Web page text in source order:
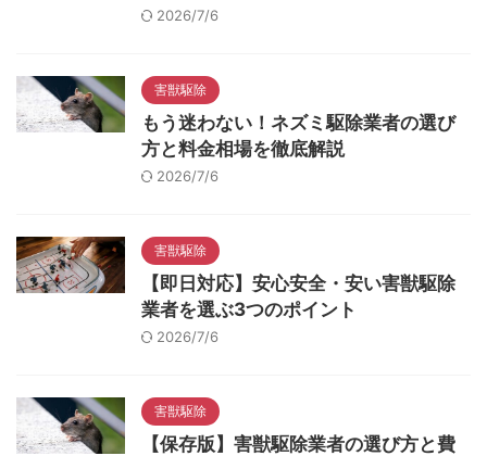
2026/7/6
害獣駆除
もう迷わない！ネズミ駆除業者の選び
方と料金相場を徹底解説
2026/7/6
害獣駆除
【即日対応】安心安全・安い害獣駆除
業者を選ぶ3つのポイント
2026/7/6
害獣駆除
【保存版】害獣駆除業者の選び方と費